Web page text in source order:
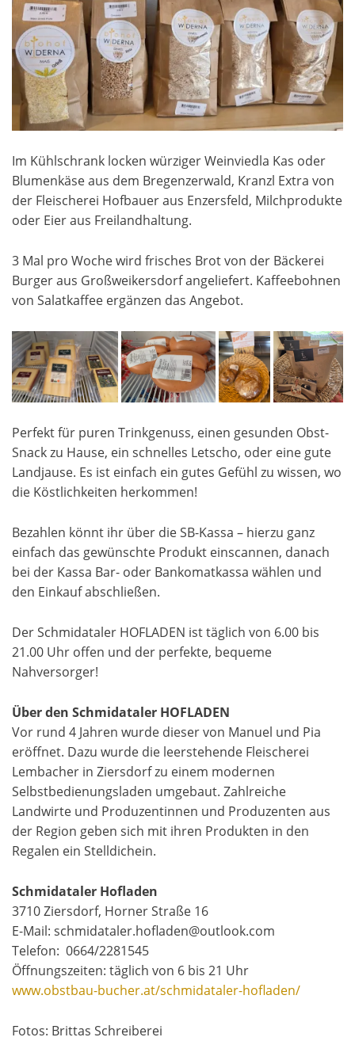
Im Kühlschrank locken würziger Weinviedla Kas oder
Blumenkäse aus dem Bregenzerwald, Kranzl Extra von
der Fleischerei Hofbauer aus Enzersfeld, Milchprodukte
oder Eier aus Freilandhaltung.
3 Mal pro Woche wird frisches Brot von der Bäckerei
Burger aus Großweikersdorf angeliefert. Kaffeebohnen
von Salatkaffee ergänzen das Angebot.
Perfekt für puren Trinkgenuss, einen gesunden Obst-
Snack zu Hause, ein schnelles Letscho, oder eine gute
Landjause. Es ist einfach ein gutes Gefühl zu wissen, wo
die Köstlichkeiten herkommen!
Bezahlen könnt ihr über die SB-Kassa – hierzu ganz
einfach das gewünschte Produkt einscannen, danach
bei der Kassa Bar- oder Bankomatkassa wählen und
den Einkauf abschließen.
Der Schmidataler HOFLADEN ist täglich von 6.00 bis
21.00 Uhr offen und der perfekte, bequeme
Nahversorger!
Über den Schmidataler HOFLADEN
Vor rund 4 Jahren wurde dieser von Manuel und Pia
eröffnet. Dazu wurde die leerstehende Fleischerei
Lembacher in Ziersdorf zu einem modernen
Selbstbedienungsladen umgebaut. Zahlreiche
Landwirte und Produzentinnen und Produzenten aus
der Region geben sich mit ihren Produkten in den
Regalen ein Stelldichein.
Schmidataler Hofladen
3710 Ziersdorf, Horner Straße 16
E-Mail: schmidataler.hofladen@outlook.com
Telefon: 0664/2281545
Öffnungszeiten: täglich von 6 bis 21 Uhr
www.obstbau-bucher.at/schmidataler-hofladen/
Fotos: Brittas Schreiberei